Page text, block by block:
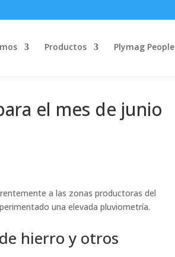
Productos Plymag People
el mes de junio
a las zonas productoras del
una elevada pluviometría.
hierro y otros